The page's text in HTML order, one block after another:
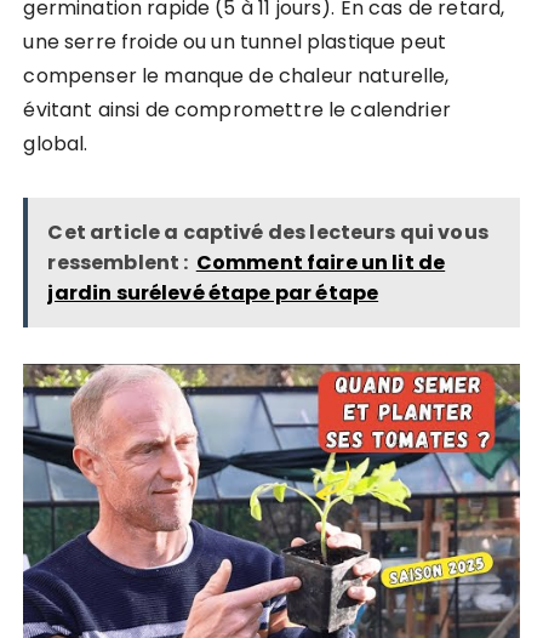
germination rapide (5 à 11 jours). En cas de retard,
une serre froide ou un tunnel plastique peut
compenser le manque de chaleur naturelle,
évitant ainsi de compromettre le calendrier
global.
Cet article a captivé des lecteurs qui vous
ressemblent : Comment faire un lit de
jardin surélevé étape par étape